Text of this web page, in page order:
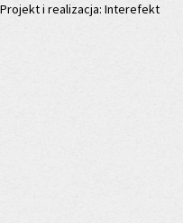
Projekt i realizacja: Interefekt